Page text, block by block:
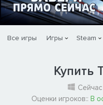
Все игры Игры Steam
Купить
Оценки игроков:: В